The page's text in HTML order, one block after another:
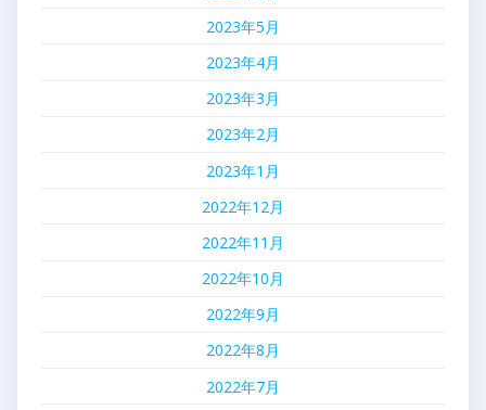
2023年5月
2023年4月
2023年3月
2023年2月
2023年1月
2022年12月
2022年11月
2022年10月
2022年9月
2022年8月
2022年7月